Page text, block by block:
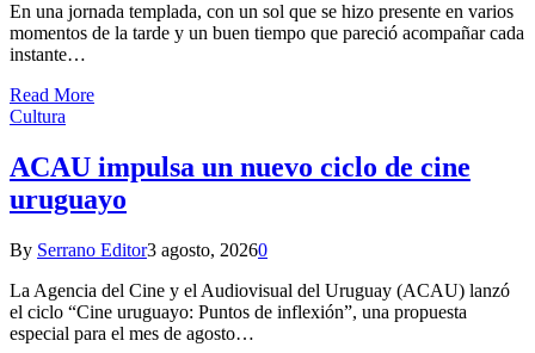
En una jornada templada, con un sol que se hizo presente en varios
momentos de la tarde y un buen tiempo que pareció acompañar cada
instante…
Read More
Cultura
ACAU impulsa un nuevo ciclo de cine
uruguayo
By Serrano Editor3 agosto, 20260
La Agencia del Cine y el Audiovisual del Uruguay (ACAU) lanzó
el ciclo “Cine uruguayo: Puntos de inflexión”, una propuesta
especial para el mes de agosto…